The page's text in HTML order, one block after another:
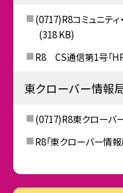
(0717)R8コミュニティ
(318 KB)
R8 CS通信第1号「HP
東クローバー情報
(0717)R8東クローバ
R8「東クローバー情